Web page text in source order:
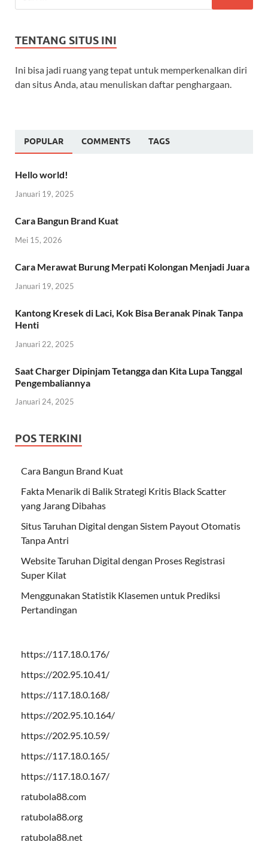
TENTANG SITUS INI
Ini bisa jadi ruang yang tepat untuk memperkenalkan diri
dan situs Anda, atau menuliskan daftar penghargaan.
POPULAR COMMENTS TAGS
Hello world!
Januari 19, 2025
Cara Bangun Brand Kuat
Mei 15, 2026
Cara Merawat Burung Merpati Kolongan Menjadi Juara
Januari 19, 2025
Kantong Kresek di Laci, Kok Bisa Beranak Pinak Tanpa
Henti
Januari 22, 2025
Saat Charger Dipinjam Tetangga dan Kita Lupa Tanggal
Pengembaliannya
Januari 24, 2025
POS TERKINI
Cara Bangun Brand Kuat
Fakta Menarik di Balik Strategi Kritis Black Scatter
yang Jarang Dibahas
Situs Taruhan Digital dengan Sistem Payout Otomatis
Tanpa Antri
Website Taruhan Digital dengan Proses Registrasi
Super Kilat
Menggunakan Statistik Klasemen untuk Prediksi
Pertandingan
https://117.18.0.176/
https://202.95.10.41/
https://117.18.0.168/
https://202.95.10.164/
https://202.95.10.59/
https://117.18.0.165/
https://117.18.0.167/
ratubola88.com
ratubola88.org
ratubola88.net